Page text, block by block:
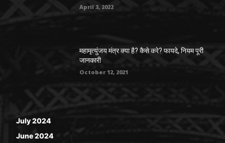
April 3, 2022
महामृत्युंजय मंत्र क्या है? कैसे करे? फायदे, नियम पूरी
जानकारी
October 12, 2021
July 2024
June 2024